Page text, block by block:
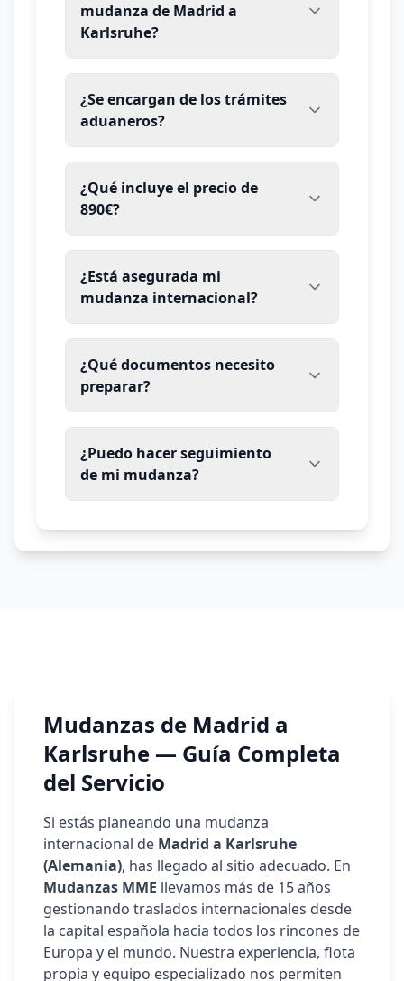
Eslovaquia
Eslovenia
Finlandia
Letonia
Estonia
Irlanda
Portugal
Holanda
Bélgica
Luxemburgo
Suecia
Dinamarca
mudanza de Madrid a
Karlsruhe?
¿Se encargan de los trámites
aduaneros?
¿Qué incluye el precio de
890€?
¿Está asegurada mi
mudanza internacional?
¿Qué documentos necesito
preparar?
¿Puedo hacer seguimiento
de mi mudanza?
Mudanzas de Madrid a
Karlsruhe — Guía Completa
del Servicio
Si estás planeando una mudanza
internacional de Madrid a Karlsruhe
(Alemania), has llegado al sitio adecuado. En
Mudanzas MME llevamos más de 15 años
gestionando traslados internacionales desde
la capital española hacia todos los rincones de
Europa y el mundo. Nuestra experiencia, flota
propia y equipo especializado nos permiten